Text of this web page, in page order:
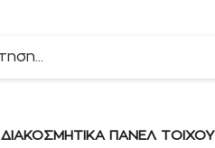
ΔΙΑΚΟΣΜΗΤΙΚΑ ΠΑΝΕΛ ΤΟΙΧΟΥ